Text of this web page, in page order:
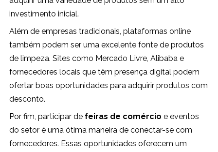
investimento inicial.
Além de empresas tradicionais, plataformas online
também podem ser uma excelente fonte de produtos
de limpeza. Sites como Mercado Livre, Alibaba e
fornecedores locais que têm presença digital podem
ofertar boas oportunidades para adquirir produtos com
desconto.
Por fim, participar de feiras de comércio e eventos
do setor é uma ótima maneira de conectar-se com
fornecedores. Essas oportunidades oferecem um